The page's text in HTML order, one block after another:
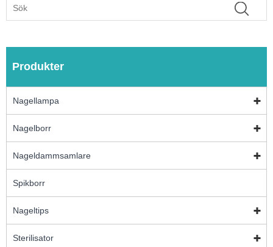
Produkter
Nagellampa
Nagelborr
Nageldammsamlare
Spikborr
Nageltips
Sterilisator